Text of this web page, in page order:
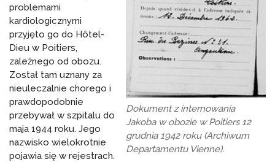
Dokument z internowania
Jakoba w obozie w Poitiers 12
grudnia 1942 roku (Archiwum
Departamentu Vienne).
problemami
kardiologicznymi
przyjęto go do Hôtel-
Dieu w Poitiers,
zależnego od obozu.
Został tam uznany za
nieuleczalnie chorego i
prawdopodobnie
przebywał w szpitalu do
maja 1944 roku. Jego
nazwisko wielokrotnie
pojawia się w rejestrach.